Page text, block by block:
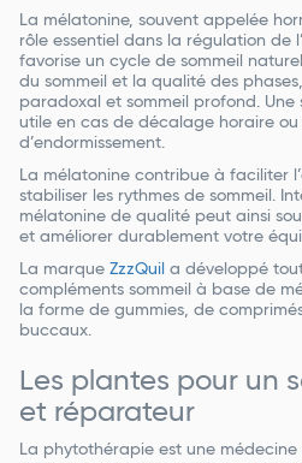
La mélatonine, souvent appelée
rôle essentiel dans la régulation de
favorise un cycle de sommeil
du sommeil et la qualité des
paradoxal et sommeil profond.
utile en cas de décalage horaire
d’endormissement.
La mélatonine contribue à faciliter
stabiliser les rythmes de sommeil.
mélatonine de qualité peut ainsi
et améliorer durablement votre
La marque ZzzQuil a développé
compléments sommeil à base de
la forme de gummies, de
buccaux.
Les plantes pour un
et réparateur
La phytothérapie est une